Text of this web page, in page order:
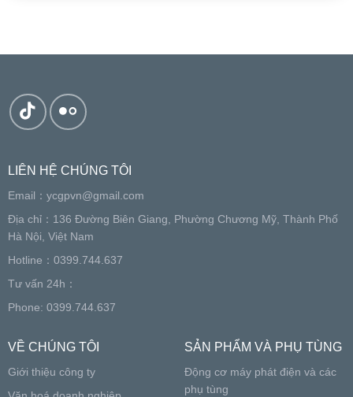
LIÊN HỆ CHÚNG TÔI
Email： ycgpvn@gmail.com
Địa chỉ：136 Đường Biên Giang, Phường Chương Mỹ, Thành Phố
Hà Nội, Việt Nam
Hotline：0399.744.637
Tư vấn 24h：
Phone: 0399.744.637
VỀ CHÚNG TÔI
Giới thiệu công ty
SẢN PHẨM VÀ PHỤ TÙNG
Động cơ máy phát điện và các
phụ tùng